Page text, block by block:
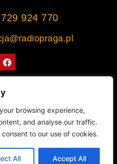
browsing experience,
and analyse our traffic.
to our use of cookies.
All Accept All
924 770
F
a
c
o
k
Warszawskiej Pragi
Radiopraga.pl
tomasz-kaminski.pl